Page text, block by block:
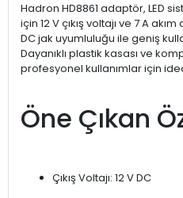
Hadron HD8861 adaptör, LED
için 12 V çıkış voltajı ve 7 A
DC jak uyumluluğu ile geniş
Dayanıklı plastik kasası ve
profesyonel kullanımlar için
Öne Çıkan
Çıkış Voltajı: 12 V DC